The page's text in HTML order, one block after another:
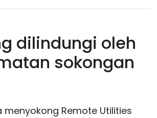
dilindungi oleh
sokongan
menyokong Remote Utilities